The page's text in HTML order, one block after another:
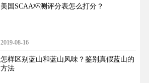
美国SCAA杯测评分表怎么打分？
2019-08-16
怎样区别蓝山和蓝山风味？鉴别真假蓝山的
方法